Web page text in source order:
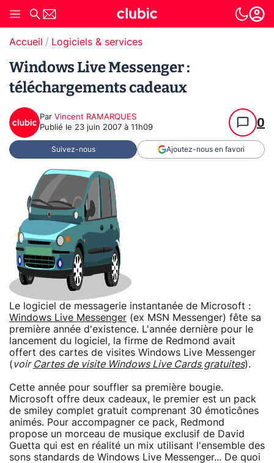
Accueil Logiciels & services
Windows Live Messenger :
téléchargements cadeaux
Par Vincent RAMARQUES
Publié le 23 juin 2007 à 11h09 0
Suivez-nous Ajoutez-nous en favori
Le logiciel de messagerie instantanée de Microsoft :
Windows Live Messenger (ex MSN Messenger) fête sa
première année d'existence. L'année dernière pour le
lancement du logiciel, la firme de Redmond avait
offert des cartes de visites Windows Live Messenger
(voir Cartes de visite Windows Live Cards gratuites).
Cette année pour souffler sa première bougie.
Microsoft offre deux cadeaux, le premier est un pack
de smiley complet gratuit comprenant 30 émoticônes
animés. Pour accompagner ce pack, Redmond
propose un morceau de musique exclusif de David
Guetta qui est en réalité un mix utilisant l'ensemble des
sons standards de Windows Live Messenger... De quoi